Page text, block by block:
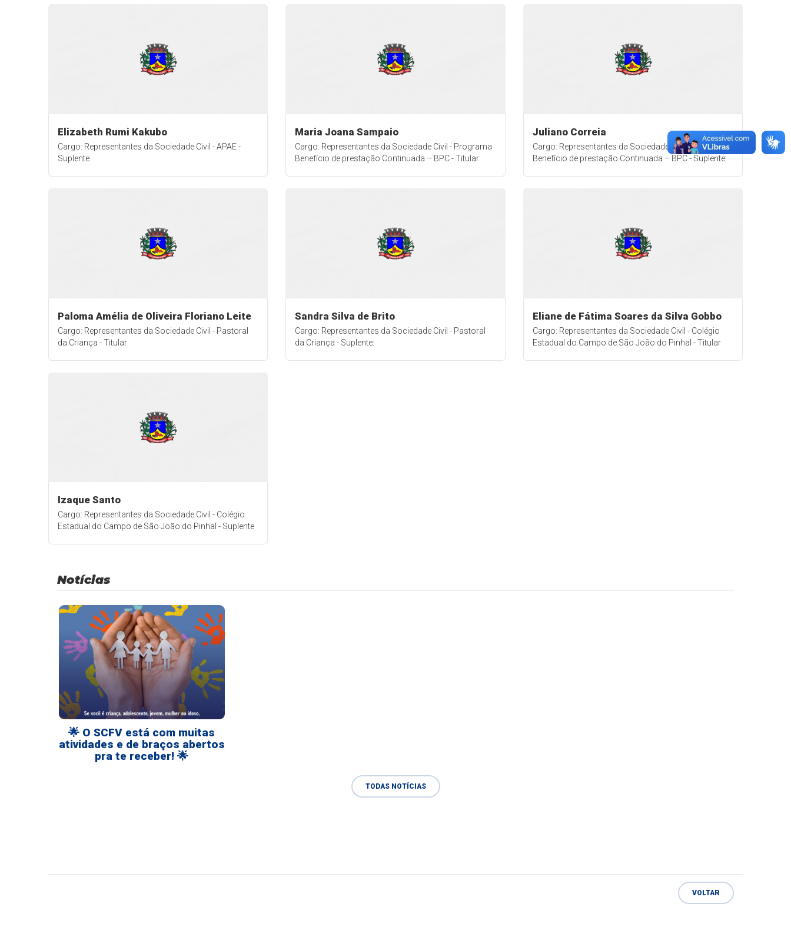
Elizabeth Rumi Kakubo
Cargo: Representantes da Sociedade Civil - APAE -
Suplente
Maria Joana Sampaio
Cargo: Representantes da Sociedade Civil - Programa
Benefício de prestação Continuada – BPC - Titular:
Juliano Correia
Cargo: Representantes da Sociedade Civil - Programa
Benefício de prestação Continuada – BPC - Suplente:
Paloma Amélia de Oliveira Floriano Leite
Cargo: Representantes da Sociedade Civil - Pastoral
da Criança - Titular:
Sandra Silva de Brito
Cargo: Representantes da Sociedade Civil - Pastoral
da Criança - Suplente:
Eliane de Fátima Soares da Silva Gobbo
Cargo: Representantes da Sociedade Civil - Colégio
Estadual do Campo de São João do Pinhal - Titular
Izaque Santo
Cargo: Representantes da Sociedade Civil - Colégio
Estadual do Campo de São João do Pinhal - Suplente
Notícias
🌟 O SCFV está com muitas
atividades e de braços abertos
pra te receber! 🌟
TODAS NOTÍCIAS
VOLTAR